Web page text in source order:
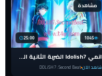
مشاهدة
25:00 1045
انمي Idolish7 الضربة الثانية الحلقة 14 مترجمة
شاهد الآنDOLiSH7 : Second Beat